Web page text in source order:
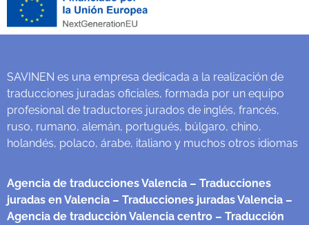
SAVINEN es una empresa dedicada a la realización de
traducciones juradas oficiales, formada por un equipo
profesional de traductores jurados de inglés, francés,
ruso, rumano, alemán, portugués, búlgaro, chino,
holandés, polaco, árabe, italiano y muchos otros idiomas
Agencia de traducciones Valencia – Traducciones
juradas en Valencia – Traducciones juradas Valencia –
Agencia de traducción Valencia centro – Traducción